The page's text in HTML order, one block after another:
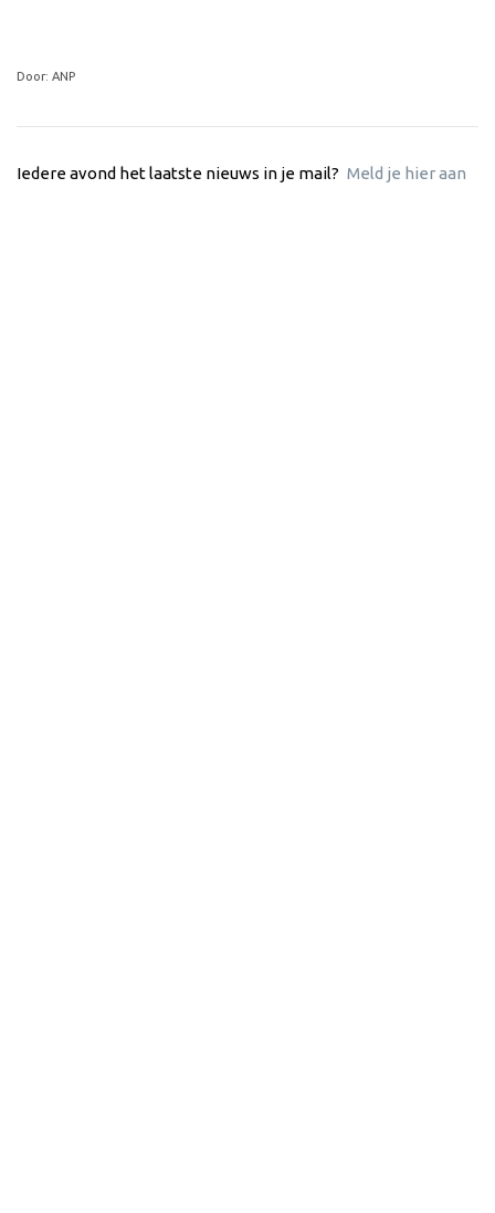
Door: ANP
Iedere avond het laatste nieuws in je mail? Meld je hier aan